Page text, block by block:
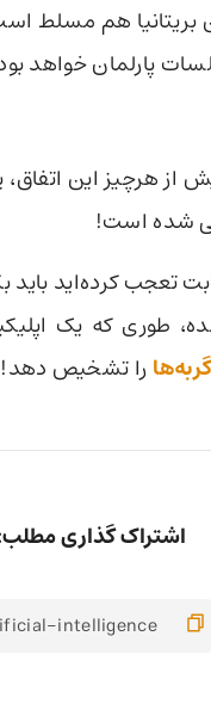
بریتانیا هم مسلط
پارلمان خواهد
از هرچیز این
شده است!
تعجب کرده‌اید
طوری که یک
را تشخیص دهد!
اشتراک گذاری